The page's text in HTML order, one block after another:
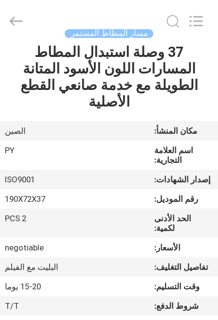
الصفحة
الرئيسية
معلومات
جولة
المعمل
مراقبة
الجودة
اتصل
مسار المطاط المستمر
37 وصلة استبدال المطاط
المسارات اللون الأسود المتانة
الطويلة مع خدمة صانعي القطع
الأصلية
مكان المنشأ:
الصين
اسم العلامة
التجارية:
PY
إصدار الشهادات:
ISO9001
رقم الموديل:
190X72X37
الحد الأدنى
لكمية:
2 PCS
الأسعار:
negotiable
تفاصيل التغليف:
البليت مع الفيلم
وقت التسليم:
15-20 يوما
شروط الدفع:
T/T